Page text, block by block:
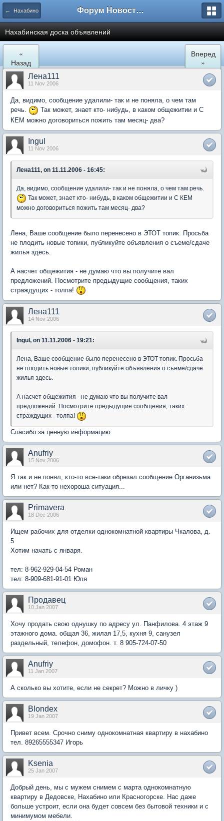
← Нахабино Форум Новостройки
Нахабинская доска объявлений
«
Назад
Вперед
»
Лена111
11 Nov 2006
Да, видимо, сообщение удалили- так и не поняла, о чем там
речь.
Так может, знает кто- нибудь, в каком общежитии и С
КЕМ можно договориться пожить там месяц- два?
Ingul
11 Nov 2006
Лена111, on 11.11.2006 - 16:45:
Да, видимо, сообщение удалили- так и не поняла, о чем там речь.
Так может, знает кто- нибудь, в каком общежитии и С КЕМ
можно договориться пожить там месяц- два?
Лена, Ваше сообщение было перенесено в ЭТОТ топик. Просьба
не плодить новые топики, публикуйте объявления о съеме/сдаче
жилья здесь.
А насчет общежития - не думаю что вы получите вал
предложений. Посмотрите предыдущие сообщения, таких
страждущих - толпа!
Лена111
14 Nov 2006
Ingul, on 11.11.2006 - 19:21:
Лена, Ваше сообщение было перенесено в ЭТОТ топик. Просьба
не плодить новые топики, публикуйте объявления о съеме/сдаче
жилья здесь.
А насчет общежития - не думаю что вы получите вал
предложений. Посмотрите предыдущие сообщения, таких
страждущих - толпа!
Спасибо за ценную информацию
Anufriy
15 Nov 2006
Я так и не понял, кто-то все-таки обрезал сообщение Организьма
или нет? Как-то нехороша ситуация...
Primavera
18 Dec 2006
Ищем рабочих для отделки однокомнатной квартиры Чкалова, д.
5
Хотим начать с января.
тел: 8-962-929-04-54 Роман
тел: 8-909-681-91-01 Юля
Продавец
10 Jan 2007
Хочу продать свою однушку по адресу ул. Панфилова. 4 этаж 9
этажного дома. общая 36, жилая 17,5, кухня 9, санузел
раздельный, телефон, домофон. т. 8 905-724-07-50
Anufriy
11 Jan 2007
А сколько вы хотите, если не секрет? Можно в личку )
Blondex
19 Jan 2007
Привет всем. Срочно сниму однокомнатная квартиру в нахабино
тел. 89265555347 Игорь
Ksenia
25 Jan 2007
Добрый день, мы с мужем снимем с марта однокомнатную
квартиру в Дедовске, Нахабино или Красногорске. Нас даже
больше устроит, если она будет совсем без бытовой техники и с
минимумом мебели.